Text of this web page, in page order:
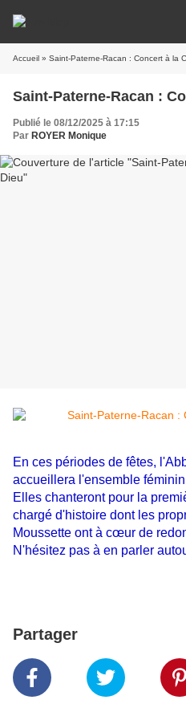
Accueil » Saint-Paterne-Racan : Concert à la
Saint-Paterne-Racan :
Publié le 08/12/2025 à 17:15
Par ROYER Monique
En ces périodes de fêtes,
accueillera l'ensemble
Elles chanteront pour la
chargé d'histoire dont les
Moussette ont à cœur de
N'hésitez pas à en parler
Partager